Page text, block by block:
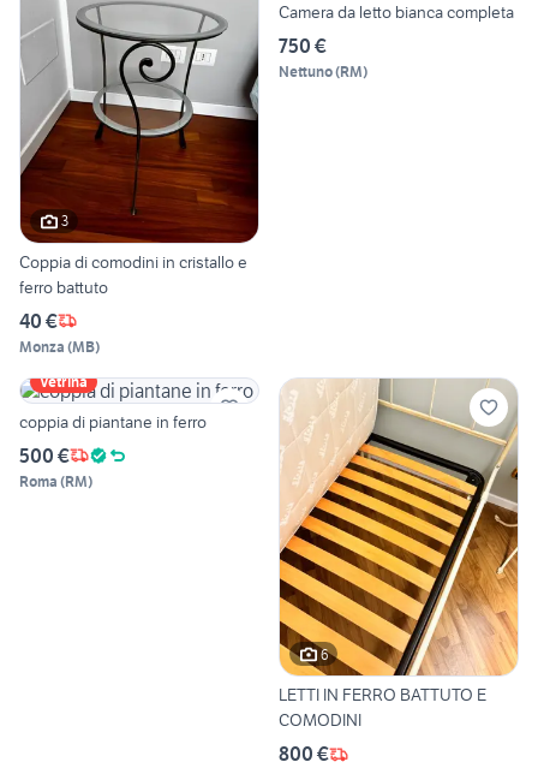
3
Coppia di comodini in cristallo e
ferro battuto
40 €
Monza (MB)
Camera da letto bianca completa
750 €
Nettuno(RM)
Vetrina
coppia di piantane in ferro
500 €
Roma (RM)
6
LETTI IN FERRO BATTUTO E
COMODINI
800 €